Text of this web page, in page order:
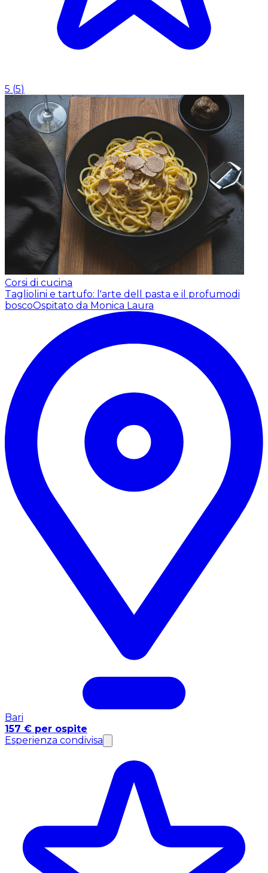
5 (5)
Corsi di cucina
Tagliolini e tartufo: l'arte dell pasta e il profumodi
boscoOspitato da Monica Laura
Bari
157 € per ospite
Esperienza condivisa